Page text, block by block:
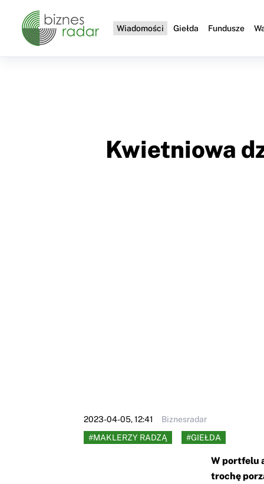
Wiadomości Giełda Fundusze
Kwietniowa
2023-04-05, 12:41
Biznesradar
#MAKLERZY RADZĄ
#GIEŁDA
W portfelu
trochę